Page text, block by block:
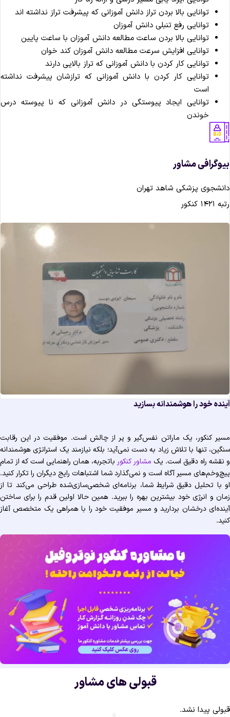
توانایی بالا بردن تراز دانش آموزانی که پیشرفت تراز نداشته اند
توانایی رفع تنبلی دانش آموزان
توانایی بالا بردن ساعت مطالعه دانش آموزان با ساعت پایین
توانایی افزایش سرعت مطالعه دانش آموزان کند خوان
توانایی کار کردن با دانش آموزانی که تراز بالایی دارند
توانایی کار کردن با دانش آموزانی که ترازشان پیشرفت نداشته
است
توانایی ایجاد پیوستگی در دانش آموزانی که نا پیوسته درس
خوندن
مشاور
پزشکی شاهد تهران
کنکور
خود را هوشمندانه بسازید
کنکور، یک ماراتن نفس‌گیر و پر از چالش است. موفقیت در این رقابت
تنها با تلاش زیاد به دست نمی‌آید؛ بلکه نیازمند یک استراتژی هوشمندانه
راه دقیق است. یکمشاور کنکورباتجربه، همان راهنمایی است که از تمام
مسیر آگاه است و نمی‌گذارد شما اشتباهات رایج دیگران را تکرار کنید.
با تحلیل دقیق شرایط شما، برنامه‌ای شخصی‌سازی‌شده طراحی می‌کند تا از
و انرژی خود بیشترین بهره را ببرید. همین حالا اولین قدم را برای ساختن
درخشان بردارید و مسیر موفقیت خود را با همراهی یک متخصص آغاز
قبولی های مشاور
پیدا نشد.